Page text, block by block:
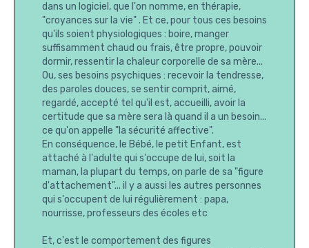
dans un logiciel, que l'on nomme, en thérapie,
"croyances sur la vie" . Et ce, pour tous ces besoins
qu'ils soient physiologiques : boire, manger
suffisamment chaud ou frais, être propre, pouvoir
dormir, ressentir la chaleur corporelle de sa mère...
Ou, ses besoins psychiques : recevoir la tendresse,
des paroles douces, se sentir comprit, aimé,
regardé, accepté tel qu'il est, accueilli, avoir la
certitude que sa mère sera là quand il a un besoin...
ce qu'on appelle "la sécurité affective".
En conséquence, le Bébé, le petit Enfant, est
attaché à l'adulte qui s'occupe de lui, soit la
maman, la plupart du temps, on parle de sa "figure
d'attachement"... il y a aussi les autres personnes
qui s'occupent de lui régulièrement : papa,
nourrisse, professeurs des écoles etc
Et, c'est le comportement des figures